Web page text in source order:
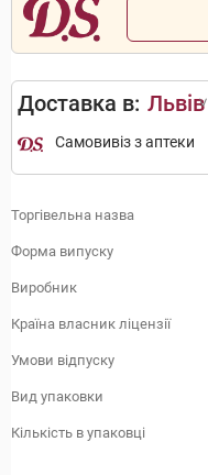
Доставка в: Львів
Самовивіз з аптеки
Торгівельна назва
Форма випуску
Виробник
Країна власник ліцензії
Умови відпуску
Вид упаковки
Кількість в упаковці